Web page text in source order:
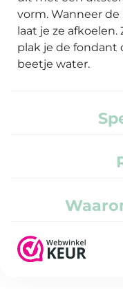
vorm. Wanneer
laat je ze
plak je de fondant
beetje water.